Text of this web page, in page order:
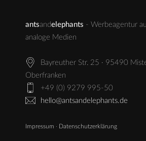
antsandelephants - Werbeagentur
analoge Medien
Bayreuther Str. 25 · 95490
Oberfranken
+49 (0) 9279 995-50
hello@antsandelephants.de
Impressum · Datenschutzerklärung